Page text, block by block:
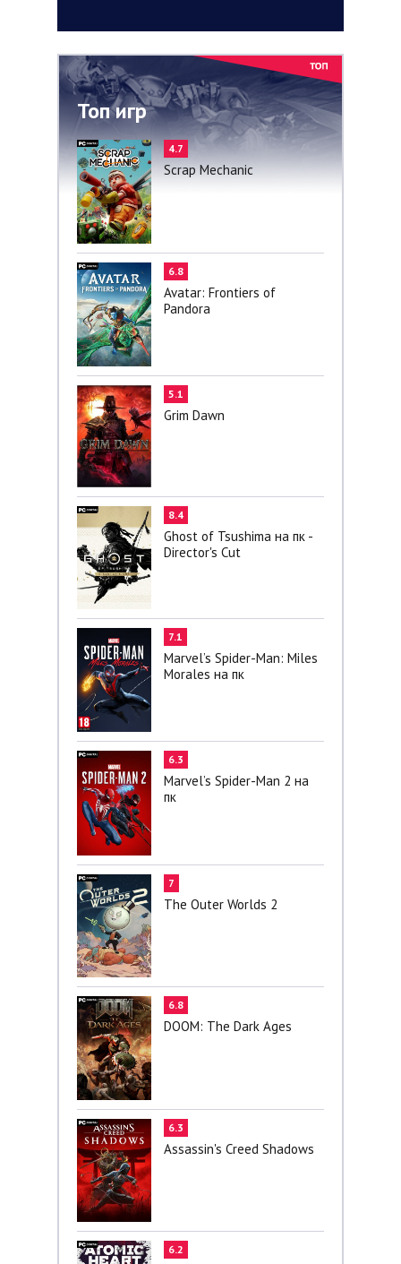
Топ игр
4.7
Scrap Mechanic
6.8
Avatar: Frontiers of
Pandora
5.1
Grim Dawn
8.4
Ghost of Tsushima на пк -
Director's Cut
7.1
Marvel’s Spider-Man: Miles
Morales на пк
6.3
Marvel’s Spider-Man 2 на
пк
7
The Outer Worlds 2
6.8
DOOM: The Dark Ages
6.3
Assassin's Creed Shadows
6.2